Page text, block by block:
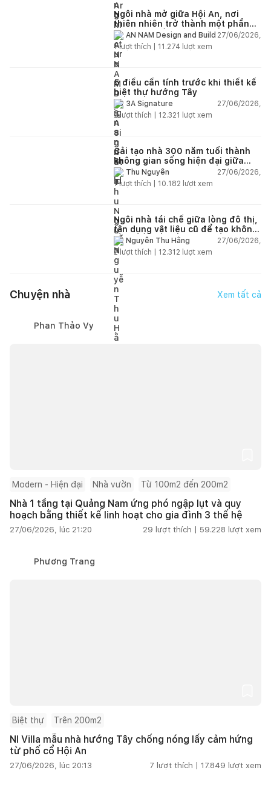
Ngôi nhà mở giữa Hội An, nơi
thiên nhiên trở thành một phần
của cuộc sống
AN NAM Design and Build 27/06/2026,
1lượt thích | 11.274 lượt xem
5 điều cần tính trước khi thiết kế
biệt thự hướng Tây
3A Signature
27/06/2026,
2lượt thích | 12.321 lượt xem
Cải tạo nhà 300 năm tuổi thành
không gian sống hiện đại giữa
thiên nhiên
Thu Nguyễn
27/06/2026,
1lượt thích | 10.182 lượt xem
Ngôi nhà tái chế giữa lòng đô thị,
tận dụng vật liệu cũ để tạo không
gian sống linh hoạt
Nguyễn Thu Hằng
27/06/2026,
2lượt thích | 12.312 lượt xem
Chuyện nhà Xem tất cả
Phan Thảo Vy
Modern - Hiện đại Nhà vườn Từ 100m2 đến 200m2
Nhà 1 tầng tại Quảng Nam ứng phó ngập lụt và quy
hoạch bằng thiết kế linh hoạt cho gia đình 3 thế hệ
27/06/2026, lúc 21:20 29 lượt thích | 59.228 lượt xem
Phương Trang
Biệt thự Trên 200m2
NI Villa mẫu nhà hướng Tây chống nóng lấy cảm hứng
từ phố cổ Hội An
27/06/2026, lúc 20:13 7 lượt thích | 17.849 lượt xem